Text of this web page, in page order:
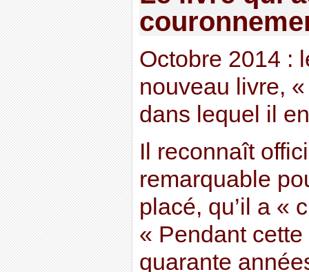
Octobre 2014 :
nouveau livre,
dans lequel il
Il reconnaît
remarquable
placé, qu’il a «
« Pendant
quarante